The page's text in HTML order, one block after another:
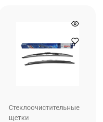
Стеклоочистительные
щетки